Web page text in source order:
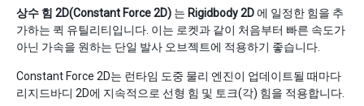
상수 힘 2D(Constant Force 2D) 는 Rigidbody 2D에 일정한 힘을 추
가하는 퀵 유틸리티입니다. 이는 로켓과 같이 처음부터 빠른 속도가
아닌 가속을 원하는 단일 발사 오브젝트에 적용하기 좋습니다.
Constant Force 2D는 런타임 도중 물리 엔진이 업데이트될 때마다
리지드바디 2D에 지속적으로 선형 힘 및 토크(각) 힘을 적용합니다.